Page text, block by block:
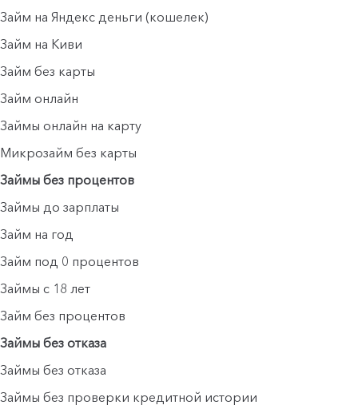
Займ на Яндекс деньги (кошелек)
Займ на Киви
Займ без карты
Займ онлайн
Займы онлайн на карту
Микрозайм без карты
Займы без процентов
Займы до зарплаты
Займ на год
Займ под 0 процентов
Займы с 18 лет
Займ без процентов
Займы без отказа
Займы без отказа
Займы без проверки кредитной истории